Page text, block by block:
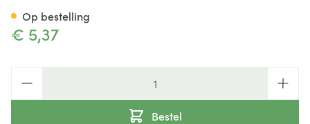
€ 5,37
Bestel
Op bestelling